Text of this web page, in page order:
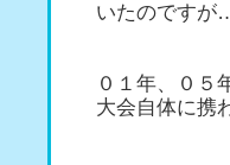
いたのですが
０１年、０５
大会自体に携